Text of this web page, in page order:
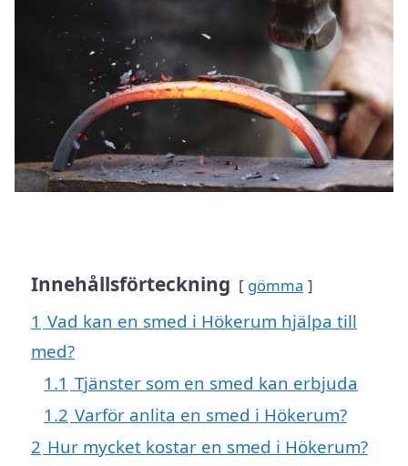
Innehållsförteckning gömma
1 Vad kan en smed i Hökerum hjälpa till
med?
1.1 Tjänster som en smed kan erbjuda
1.2 Varför anlita en smed i Hökerum?
2 Hur mycket kostar en smed i Hökerum?